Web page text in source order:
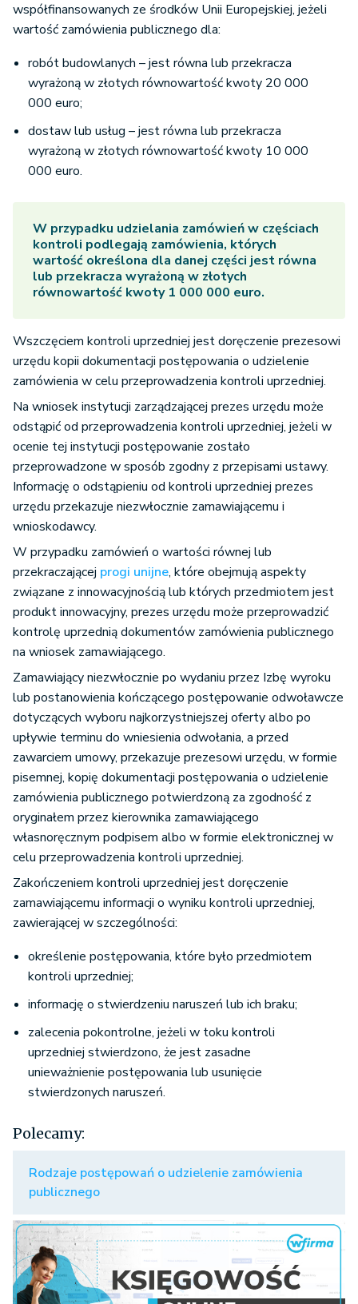
współfinansowanych ze środków Unii Europejskiej, jeżeli
wartość zamówienia publicznego dla:
robót budowlanych – jest równa lub przekracza
wyrażoną w złotych równowartość kwoty 20 000
000 euro;
dostaw lub usług – jest równa lub przekracza
wyrażoną w złotych równowartość kwoty 10 000
000 euro.
W przypadku udzielania zamówień w częściach
kontroli podlegają zamówienia, których
wartość określona dla danej części jest równa
lub przekracza wyrażoną w złotych
równowartość kwoty 1 000 000 euro.
Wszczęciem kontroli uprzedniej jest doręczenie prezesowi
urzędu kopii dokumentacji postępowania o udzielenie
zamówienia w celu przeprowadzenia kontroli uprzedniej.
Na wniosek instytucji zarządzającej prezes urzędu może
odstąpić od przeprowadzenia kontroli uprzedniej, jeżeli w
ocenie tej instytucji postępowanie zostało
przeprowadzone w sposób zgodny z przepisami ustawy.
Informację o odstąpieniu od kontroli uprzedniej prezes
urzędu przekazuje niezwłocznie zamawiającemu i
wnioskodawcy.
W przypadku zamówień o wartości równej lub
przekraczającej progi unijne, które obejmują aspekty
związane z innowacyjnością lub których przedmiotem jest
produkt innowacyjny, prezes urzędu może przeprowadzić
kontrolę uprzednią dokumentów zamówienia publicznego
na wniosek zamawiającego.
Zamawiający niezwłocznie po wydaniu przez Izbę wyroku
lub postanowienia kończącego postępowanie odwoławcze
dotyczących wyboru najkorzystniejszej oferty albo po
upływie terminu do wniesienia odwołania, a przed
zawarciem umowy, przekazuje prezesowi urzędu, w formie
pisemnej, kopię dokumentacji postępowania o udzielenie
zamówienia publicznego potwierdzoną za zgodność z
oryginałem przez kierownika zamawiającego
własnoręcznym podpisem albo w formie elektronicznej w
celu przeprowadzenia kontroli uprzedniej.
Zakończeniem kontroli uprzedniej jest doręczenie
zamawiającemu informacji o wyniku kontroli uprzedniej,
zawierającej w szczególności:
określenie postępowania, które było przedmiotem
kontroli uprzedniej;
informację o stwierdzeniu naruszeń lub ich braku;
zalecenia pokontrolne, jeżeli w toku kontroli
uprzedniej stwierdzono, że jest zasadne
unieważnienie postępowania lub usunięcie
stwierdzonych naruszeń.
Polecamy:
Rodzaje postępowań o udzielenie zamówienia
publicznego